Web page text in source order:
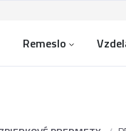
Remeslo